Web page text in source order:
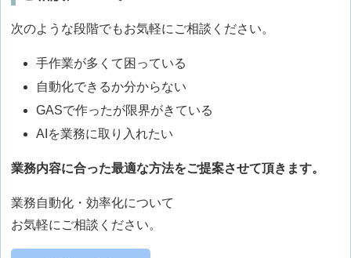
次のような段階でもお気軽にご相談ください。
手作業が多くて困っている
自動化できるか分からない
GASで作ったが限界がきている
AIを業務に取り入れたい
業務内容に合った最適な方法をご提案させて頂きます。
業務自動化・効率化について
お気軽にご相談ください。